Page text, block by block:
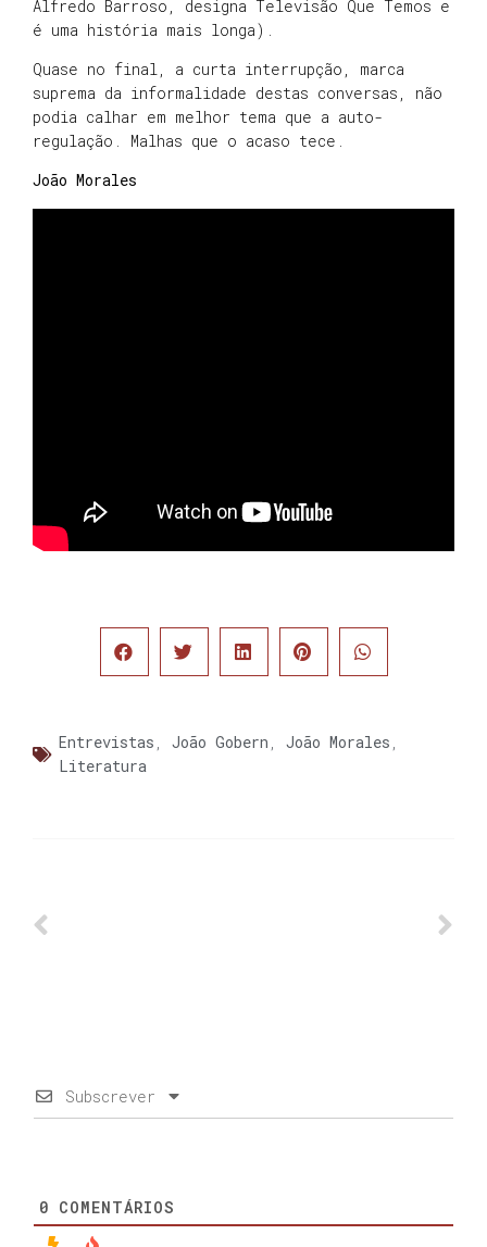
Alfredo Barroso, designa Televisão Que Temos e
é uma história mais longa).
Quase no final, a curta interrupção, marca
suprema da informalidade destas conversas, não
podia calhar em melhor tema que a auto-
regulação. Malhas que o acaso tece.
João Morales
Entrevistas , João Gobern , João Morales ,
Literatura
Subscrever
0 COMENTÁRIOS